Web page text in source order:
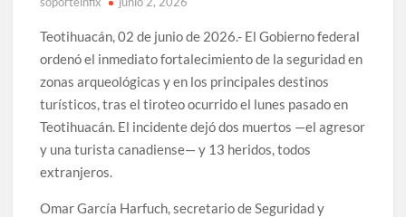
Teotihuacán, 02 de junio de 2026.- El Gobierno federal
ordenó el inmediato fortalecimiento de la seguridad en
zonas arqueológicas y en los principales destinos
turísticos, tras el tiroteo ocurrido el lunes pasado en
Teotihuacán. El incidente dejó dos muertos —el agresor
y una turista canadiense— y 13 heridos, todos
extranjeros.
Omar García Harfuch, secretario de Seguridad y